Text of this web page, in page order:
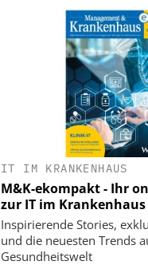
IT IM KRANKENHAUS
M&K-ekompakt - Ihr
zur IT im Krankenhaus
Inspirierende Stories,
und die neuesten Trends
Gesundheitswelt
EASY
Ordnung zur